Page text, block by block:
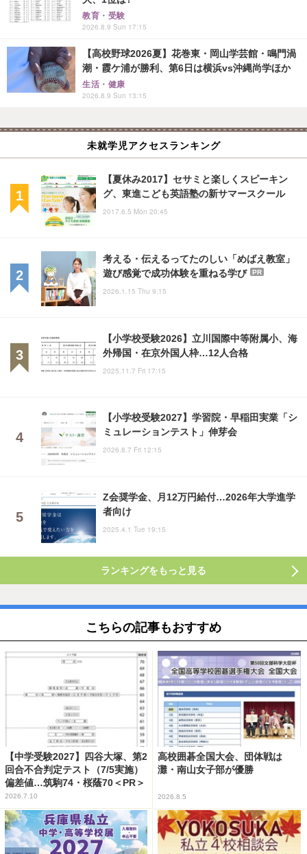
教育・受験
2026.8.9 Sun 17:15
【高校野球2026夏】花巻東・岡山学芸館・鳴門渦
潮・霞ケ浦が勝利、第6日は横浜vs沖縄尚学ほか
生活・健康
2026.8.9 Sun 13:15
未就学児アクセスランキング
【夏休み2017】セサミと楽しくスピーキン
グ、東進こども英語塾の新サマースクール
2017.6.5 Mon 20:45
考える・伝えるってたのしい「めばえ教室」
遊び感覚で成功体験を重ねる学び
PR
2026.1.15 Thu 9:15
【小学校受験2026】立川国際中等附属小、海
外帰国・在京外国人枠…12人合格
2025.11.7 Fri 17:15
【小学校受験2027】学習院・早稲田実業「シ
ミュレーションテスト」伸芽会
2026.8.7 Fri 12:15
Z会奨学金、月12万円給付…2026年大学進学
者向け
2025.4.1 Tue 19:15
ランキングをもっと見る
こちらの記事もおすすめ
【中学受験2027】四谷大塚、第2
回合不合判定テスト（7/5実施）
偏差値…筑駒74・桜蔭70＜PR＞
2026.7.10
高校囲碁全国大会、団体戦は
灘・南山女子部が優勝
2026.8.5